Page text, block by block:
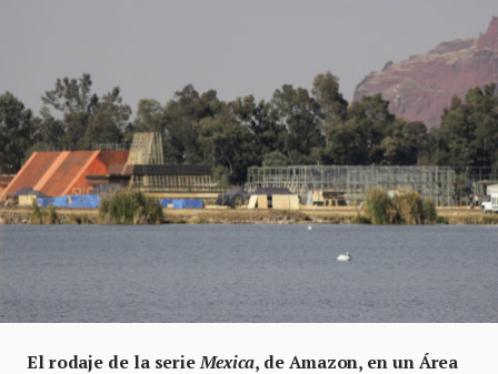
El rodaje de la serie Mexica, de Amazon, en un Área